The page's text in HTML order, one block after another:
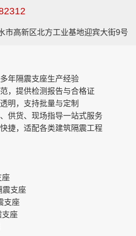
市高新区北方工业基地迎宾大街9号
年隔震支座生产经验
，提供检测报告与合格证
明，支持批量与定制
供货、现场指导一站式服务
捷，适配各类建筑隔震工程
座
震支座
支座
支座